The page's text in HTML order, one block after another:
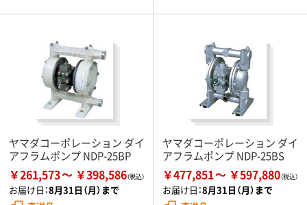
ヤマダコーポレーション ダイ
アフラムポンプ NDP-25BP
￥261,573 ￥398,586
お届け日：8月31日（月）まで
ヤマダコーポレーション ダイ
アフラムポンプ NDP-25BS
￥477,851 ￥597,880
お届け日：8月31日（月）まで